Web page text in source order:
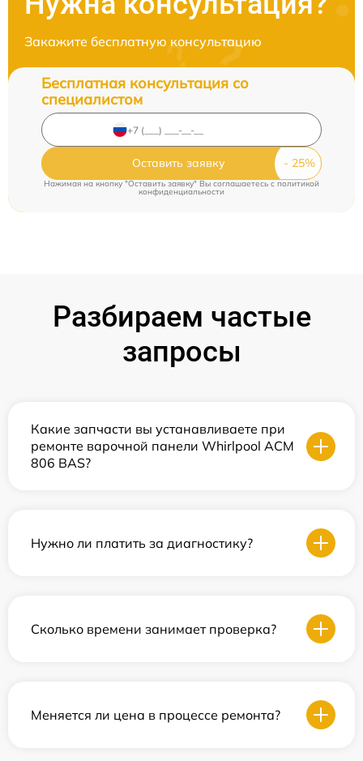
Закажите бесплатную консультацию
Бесплатная консультация со
специалистом
Оставить заявку
Нажимая на кнопку "Оставить заявку" Вы соглашаетесь c политикой
конфиденциальности
Разбираем частые
запросы
Какие запчасти вы устанавливаете при
ремонте варочной панели Whirlpool ACM
806 BAS?
Нужно ли платить за диагностику?
Сколько времени занимает проверка?
Меняется ли цена в процессе ремонта?